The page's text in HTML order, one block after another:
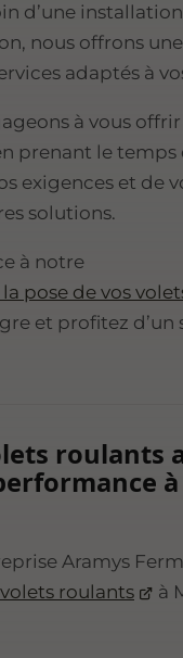
d’une
nous offrons
adaptés à
à vous
prenant le temps
exigences et de
solutions.
à notre
pose de vos
et profitez d’un
roulants
Aramys
roulants
à